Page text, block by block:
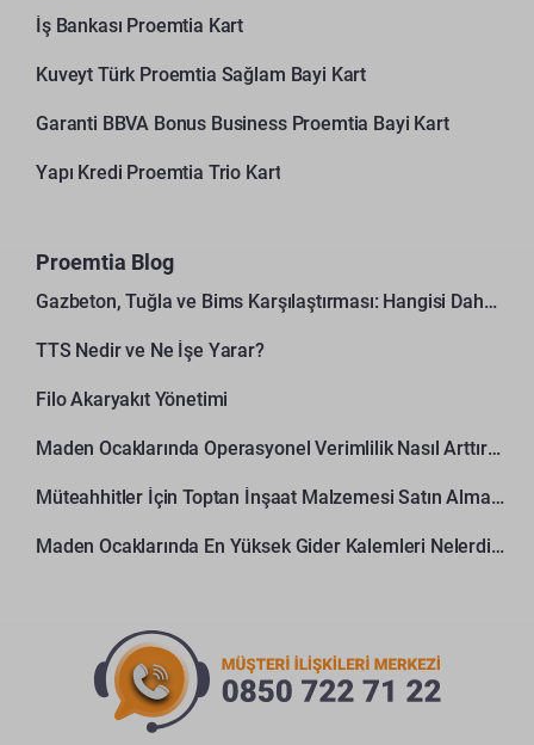
İş Bankası Proemtia Kart
Kuveyt Türk Proemtia Sağlam Bayi Kart
Garanti BBVA Bonus Business Proemtia Bayi Kart
Yapı Kredi Proemtia Trio Kart
Proemtia Blog
Gazbeton, Tuğla ve Bims Karşılaştırması: Hangisi Daha Avantajlı?
TTS Nedir ve Ne İşe Yarar?
Filo Akaryakıt Yönetimi
Maden Ocaklarında Operasyonel Verimlilik Nasıl Arttırılır?
Müteahhitler İçin Toptan İnşaat Malzemesi Satın Alma Rehberi
Maden Ocaklarında En Yüksek Gider Kalemleri Nelerdir?